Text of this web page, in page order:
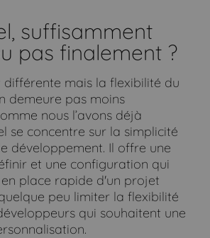
suffisamment
pas finalement ?
différente mais la flexibilité du
demeure pas moins
nous l’avons déjà
se concentre sur la simplicité
développement. Il offre une
et une configuration qui
place rapide d'un projet
peu limiter la flexibilité
qui souhaitent une